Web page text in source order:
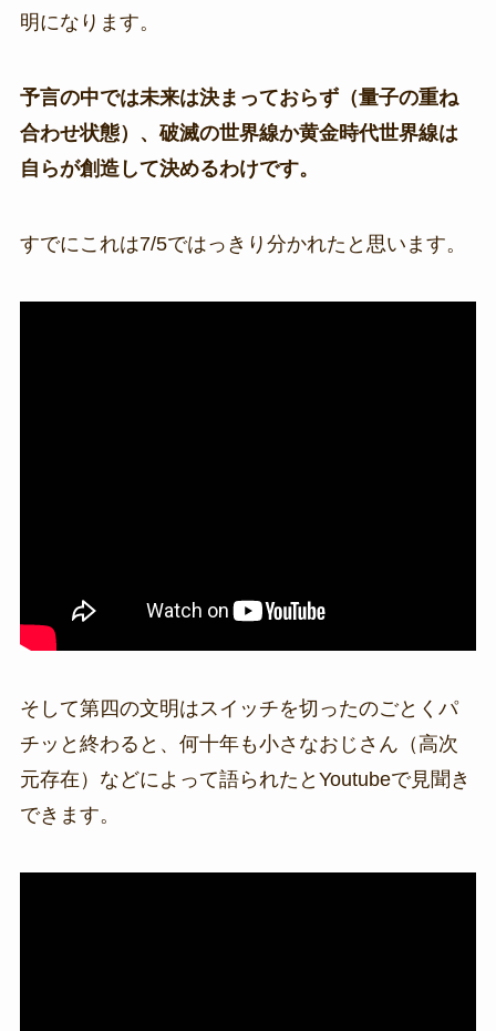
明になります。
予言の中では未来は決まっておらず（量子の重ね
合わせ状態）、破滅の世界線か黄金時代世界線は
自らが創造して決めるわけです。
すでにこれは7/5ではっきり分かれたと思います。
そして第四の文明はスイッチを切ったのごとくパ
チッと終わると、何十年も小さなおじさん（高次
元存在）などによって語られたとYoutubeで見聞き
できます。